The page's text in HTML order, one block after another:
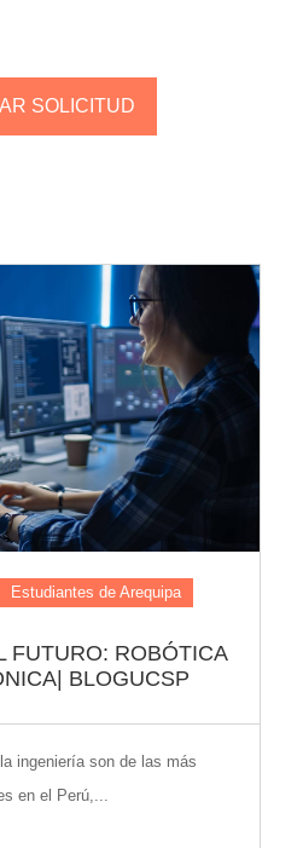
Estudiantes de Arequipa
FUTURO: ROBÓTICA
BLOGUCSP
ingeniería son de las más
en el Perú,...